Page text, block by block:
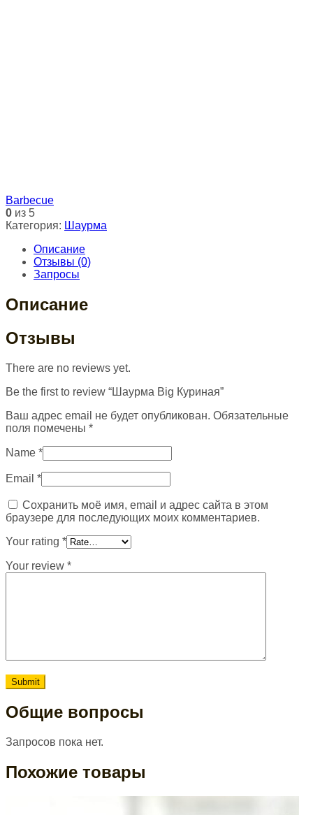
Barbecue
0 из 5
Категория: Шаурма
Описание
Отзывы (0)
Запросы
Описание
Отзывы
There are no reviews yet.
Be the first to review “Шаурма Big Куриная”
Ваш адрес email не будет опубликован. Обязательные
поля помечены *
Name *
Email *
Сохранить моё имя, email и адрес сайта в этом
браузере для последующих моих комментариев.
Your rating *
Your review *
Общие вопросы
Запросов пока нет.
Похожие товары